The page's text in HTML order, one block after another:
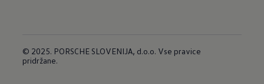
© 2025. PORSCHE SLOVENIJA, d.o.o. Vse pravice
pridržane.